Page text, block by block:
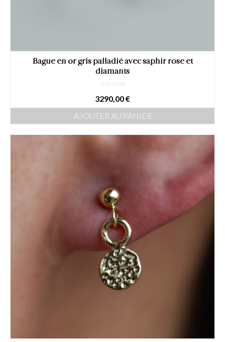
Bague en or gris palladié avec saphir rose et
diamants
NON NOTÉ
3290,00€
AJOUTER AU PANIER